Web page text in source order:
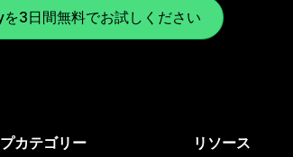
3日間無料でお試しください
プカテゴリー リソース